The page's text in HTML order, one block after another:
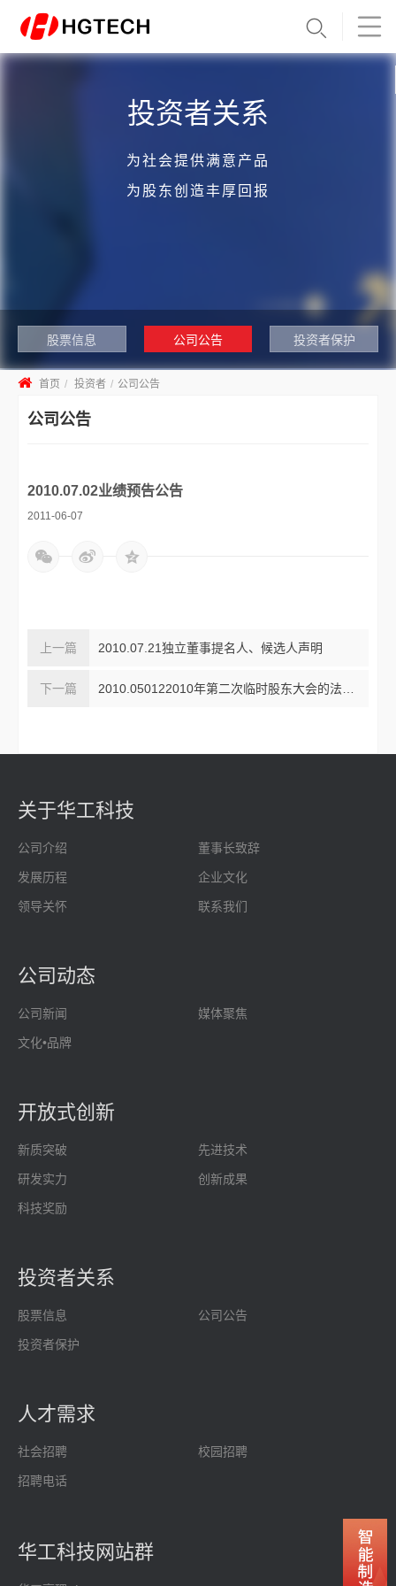
投资者关系
为社会提供满意产品
为股东创造丰厚回报
首页 投资者 公司公告
公司公告
2010.07.02业绩预告公告
2011-06-07
2010.07.21独立董事提名人、候选人声明
2010.050122010年第二次临时股东大会的法律意见书
股票信息 公司公告 投资者保护
关于华工科技
公司介绍 董事长致辞
发展历程 企业文化
领导关怀 联系我们
公司动态
公司新闻 媒体聚焦
文化•品牌
开放式创新
新质突破 先进技术
研发实力 创新成果
科技奖励
投资者关系
股票信息 公司公告
投资者保护
人才需求
社会招聘 校园招聘
招聘电话
华工科技网站群